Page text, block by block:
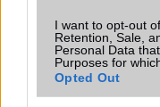
I want to opt-out
Retention, Sale,
Personal Data
Purposes for
Opted Out
N/A = Nincs adat.